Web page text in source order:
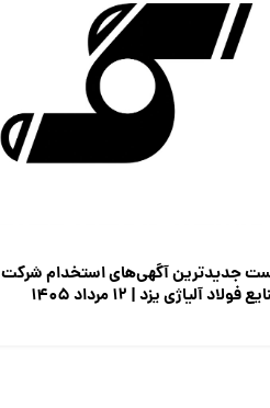
جدیدترین آگهی‌های استخدام شرکت
فولاد آلیاژی یزد | ۱۲ مرداد ۱۴۰۵